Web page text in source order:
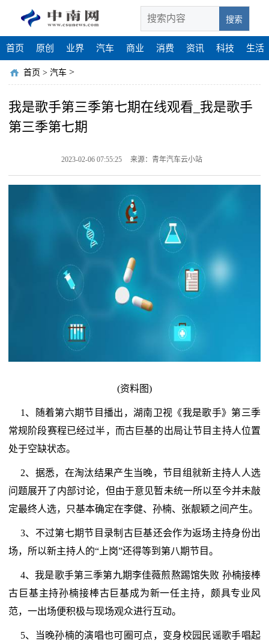
搜索
首页 原创 业界 汽车 商业 消费 资讯 科技 生活
首页 > 汽车 >
我是歌手第三季第七期在线观看_我是歌手
第三季第七期
2023-02-06 07:55:25 来源：青年汽车云小站
(资料图)
1、随着第六期节目播出，湖南卫视《我是歌手》第三季
常规阶段赛程已经过半，而古巨基的出局让节目主持人位置
处于空缺状态。
2、据悉，在淘汰结果产生当晚，节目组就新主持人人选
问题展开了内部讨论，但由于意见暂未统一所以至今并未敲
定最终人选，只基本确定在李健、孙楠、张靓颖之间产生。
3、不过第七期节目录制古巨基还会作为返场主持身份出
场，所以新主持人的“上岗”还得等到第八期节目。
4、我是歌手第三季第九期李佳薇煎熬踢馆失败 孙楠接棒
古巨基主持孙楠接棒古巨基成为新一任主持，颇具专业风
范，一出场便积极与现场观众进行互动。
5、当晚孙楠的演唱也可圈可点，变身校园民谣歌手唱起